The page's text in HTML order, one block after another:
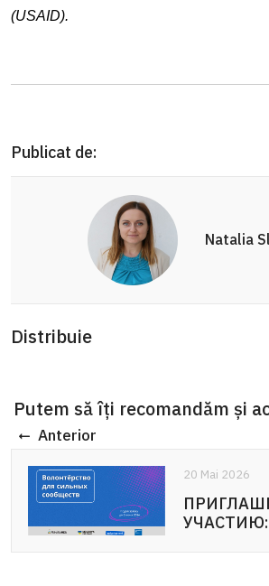
(USAID).
Publicat de:
Natalia
Distribuie
Putem să îți recomandăm și
Anterior
20 Mai 2026
УЧАСТИЮ: